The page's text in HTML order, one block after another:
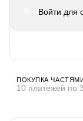
Войти для
ПОКУПКА
10 платежей по